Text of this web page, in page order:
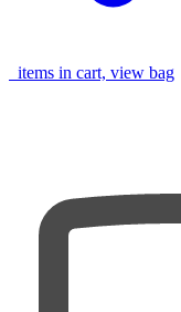
items in cart, view bag